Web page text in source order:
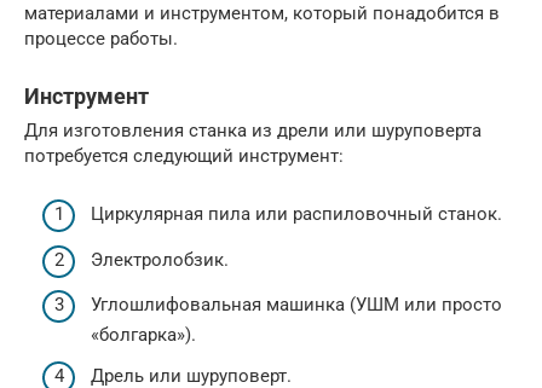
материалами и инструментом, который понадобится в
процессе работы.
Инструмент
Для изготовления станка из дрели или шуруповерта
потребуется следующий инструмент:
Циркулярная пила или распиловочный станок.
Электролобзик.
Углошлифовальная машинка (УШМ или просто
«болгарка»).
Дрель или шуруповерт.